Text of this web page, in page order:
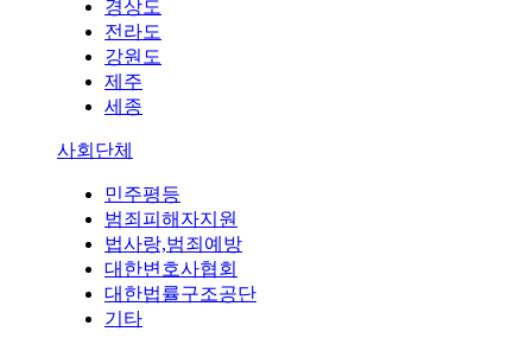
경상도
전라도
강원도
제주
세종
사회단체
민주평등
범죄피해자지원
법사랑,범죄예방
대한변호사협회
대한법률구조공단
기타